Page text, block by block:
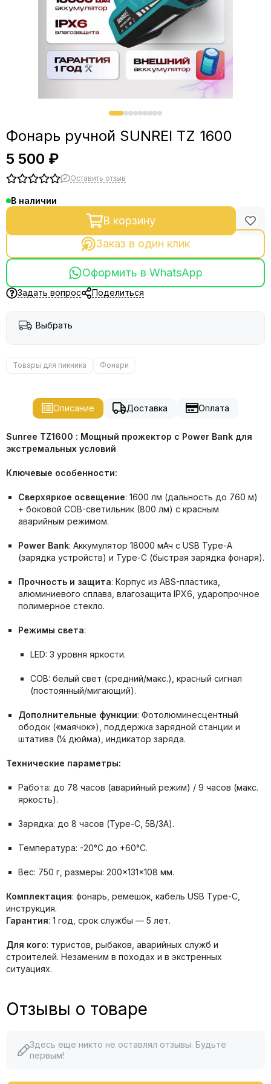
Фонарь ручной SUNREI TZ 1600
5 500 ₽
Оставить отзыв
В наличии
В корзину
Заказ в один клик
Оформить в WhatsApp
Задать вопрос Поделиться
Выбрать
Товары для пикника Фонари
Описание Доставка Оплата
Sunree TZ1600 : Мощный прожектор с Power Bank для
экстремальных условий
Ключевые особенности:
Сверхяркое освещение: 1600 лм (дальность до 760 м)
+ боковой COB-светильник (800 лм) с красным
аварийным режимом.
Power Bank: Аккумулятор 18000 мАч с USB Type-A
(зарядка устройств) и Type-C (быстрая зарядка фонаря).
Прочность и защита: Корпус из ABS-пластика,
алюминиевого сплава, влагозащита IPX6, ударопрочное
полимерное стекло.
Режимы света:
LED: 3 уровня яркости.
COB: белый свет (средний/макс.), красный сигнал
(постоянный/мигающий).
Дополнительные функции: Фотолюминесцентный
ободок («маячок»), поддержка зарядной станции и
штатива (¼ дюйма), индикатор заряда.
Технические параметры:
Работа: до 78 часов (аварийный режим) / 9 часов (макс.
яркость).
Зарядка: до 8 часов (Type-C, 5В/3А).
Температура: -20°C до +60°C.
Вес: 750 г, размеры: 200×131×108 мм.
Комплектация: фонарь, ремешок, кабель USB Type-C,
инструкция.
Гарантия: 1 год, срок службы — 5 лет.
Для кого: туристов, рыбаков, аварийных служб и
строителей. Незаменим в походах и в экстренных
ситуациях.
Отзывы о товаре
Здесь еще никто не оставлял отзывы. Будьте
первым!